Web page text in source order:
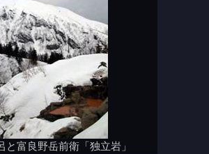
と富良野岳前衛「独立岩」